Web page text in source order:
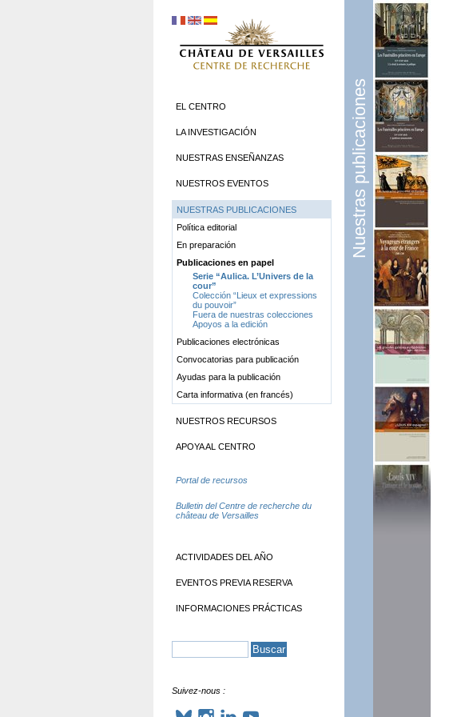
Nuestras publicaciones
EL CENTRO
LA INVESTIGACIÓN
NUESTRAS ENSEÑANZAS
NUESTROS EVENTOS
NUESTRAS PUBLICACIONES
Política editorial
En preparación
Publicaciones en papel
Serie “Aulica. L’Univers de la
cour”
Colección “Lieux et expressions
du pouvoir”
Fuera de nuestras colecciones
Apoyos a la edición
Publicaciones electrónicas
Convocatorias para publicación
Ayudas para la publicación
Carta informativa (en francés)
NUESTROS RECURSOS
APOYA AL CENTRO
Portal de recursos
Bulletin del Centre de recherche du
château de Versailles
ACTIVIDADES DEL AÑO
EVENTOS PREVIA RESERVA
INFORMACIONES PRÁCTICAS
Suivez-nous :